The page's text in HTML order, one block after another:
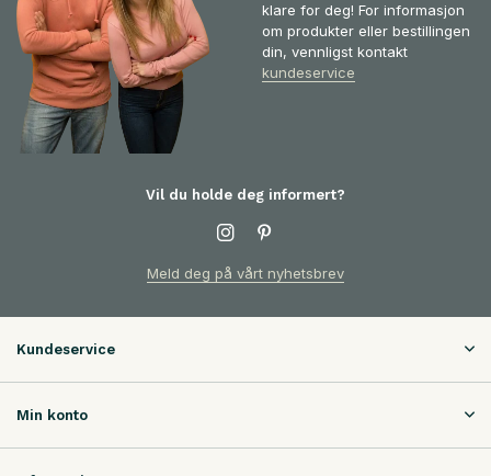
klare for deg! For informasjon
om produkter eller bestillingen
din, vennligst kontakt
kundeservice
Vil du holde deg informert?
Meld deg på vårt nyhetsbrev
Kundeservice
Min konto